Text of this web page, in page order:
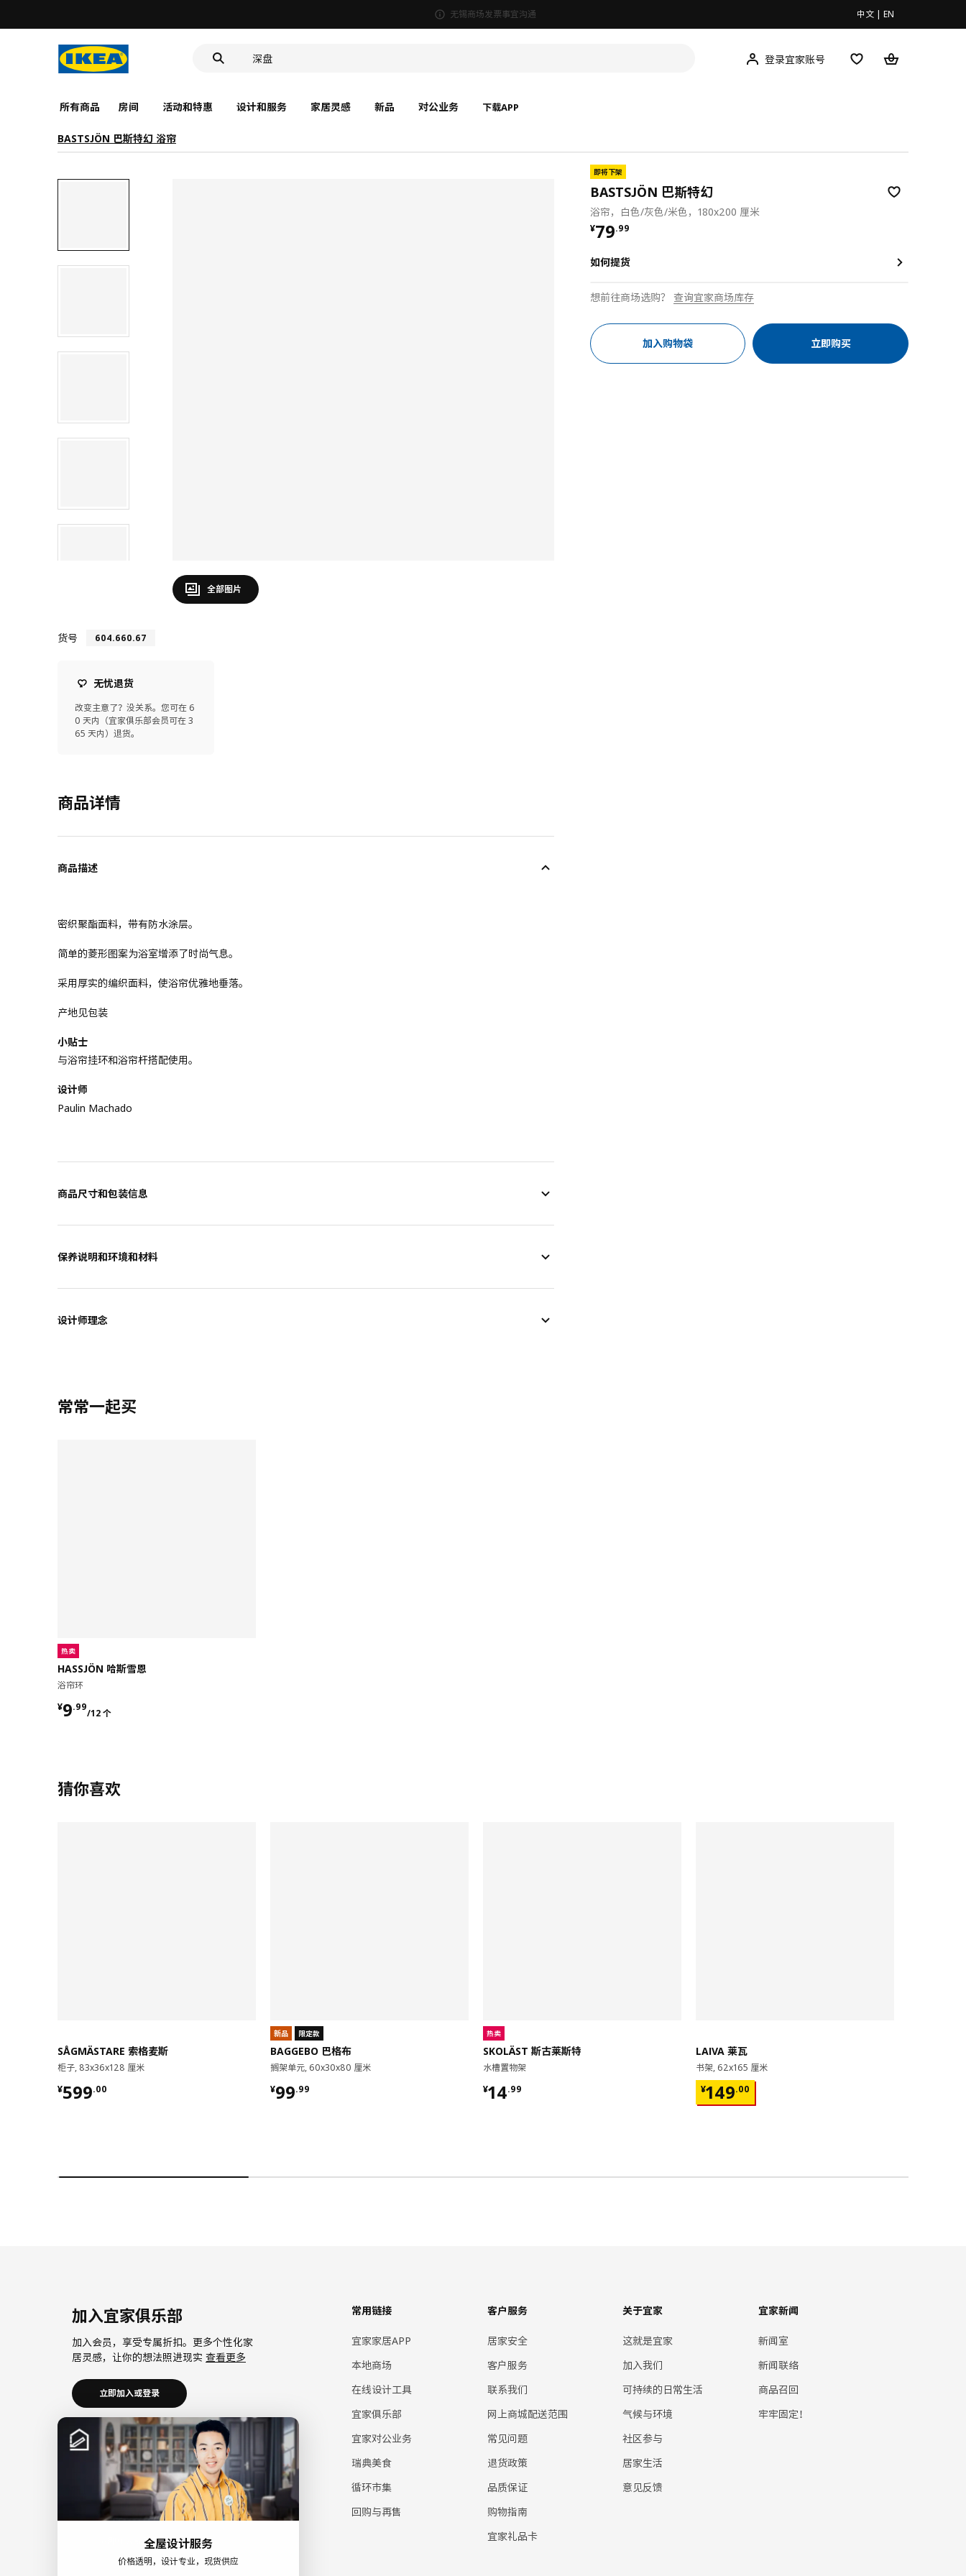
无锡商场发票事宜沟通 中文 | EN
深盘
登录宜家账号
所有商品 房间 活动和特惠 设计和服务 家居灵感 新品 对公业务 下载APP
BASTSJÖN 巴斯特幻 浴帘
全部图片
货号 604.660.67
无忧退货
改变主意了？没关系。您可在 6
0 天内（宜家俱乐部会员可在 3
65 天内）退货。
商品详情
商品描述
密织聚酯面料，带有防水涂层。
简单的菱形图案为浴室增添了时尚气息。
采用厚实的编织面料，使浴帘优雅地垂落。
产地见包装
小贴士
与浴帘挂环和浴帘杆搭配使用。
设计师
Paulin Machado
商品尺寸和包装信息
保养说明和环境和材料
设计师理念
即将下架
BASTSJÖN 巴斯特幻
浴帘，白色/灰色/米色，180x200 厘米
¥79.99
¥ 79.99
如何提货
想前往商场选购？ 查询宜家商场库存
加入购物袋 立即购买
常常一起买
热卖
HASSJÖN 哈斯雪恩
浴帘环
¥9.99
/12 个
¥ 9.99/12 个
猜你喜欢
SÅGMÄSTARE 索格麦斯
柜子, 83x36x128 厘米
¥599.00
¥ 599.00
新品 限定款
BAGGEBO 巴格布
搁架单元, 60x30x80 厘米
¥99.99
¥ 99.99
热卖
SKOLÄST 斯古莱斯特
水槽置物架
¥14.99
¥ 14.99
LAIVA 莱瓦
书架, 62x165 厘米
¥149.00
¥ 149.00
加入宜家俱乐部
加入会员，享受专属折扣。更多个性化家
居灵感，让你的想法照进现实 查看更多
立即加入或登录
加入宜家企业会员
加入企业会员，享受会员6大权益以及专属
折扣。助力中小微企业共同成长。查看更
立即加入或登录
常用链接
宜家家居APP
本地商场
在线设计工具
宜家俱乐部
宜家对公业务
瑞典美食
循环市集
回购与再售
客户服务
居家安全
客户服务
联系我们
网上商城配送范围
常见问题
退货政策
品质保证
购物指南
宜家礼品卡
关于宜家
这就是宜家
加入我们
可持续的日常生活
气候与环境
社区参与
居家生活
意见反馈
宜家新闻
新闻室
新闻联络
商品召回
牢牢固定！
全屋设计服务
价格透明，设计专业，现货供应